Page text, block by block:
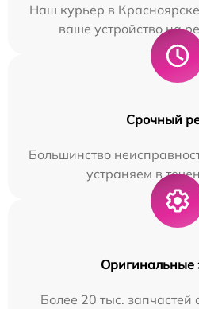
Наш курьер в
ваше устройство на
Срочный
Большинство
устраняем в
Оригинальные
Более 20 тыс. запчастей